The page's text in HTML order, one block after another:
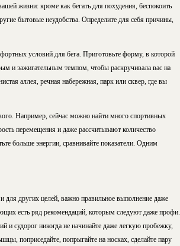
жизни: кроме как бегать для похудения, беспокоить
бытовые неудобства. Определите для себя причины,
условий для бега. Приготовьте форму, в которой
и зажигательным темпом, чтобы раскручивала вас на
аллея, речная набережная, парк или сквер, где вы
Например, сейчас можно найти много спортивных
перемещения и даже рассчитывают количество
больше энергии, сравнивайте показатели. Одним
для других целей, важно правильное выполнение даже
есть ряд рекомендаций, которым следуют даже профи.
судорог никогда не начинайте даже легкую пробежку,
поприседайте, попрыгайте на носках, сделайте пару